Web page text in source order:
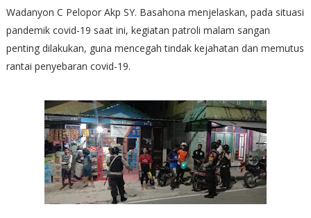
Wadanyon C Pelopor Akp SY. Basahona menjelaskan, pada situasi
pandemik covid-19 saat ini, kegiatan patroli malam sangan
penting dilakukan, guna mencegah tindak kejahatan dan memutus
rantai penyebaran covid-19.